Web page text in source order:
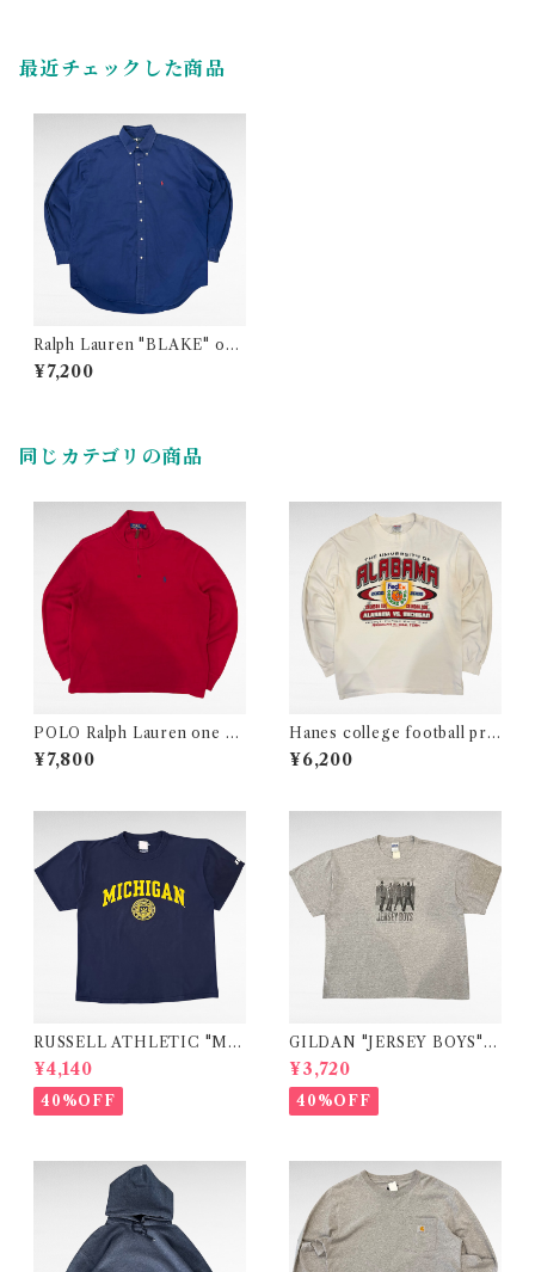
最近チェックした商品
Ralph Lauren "BLAKE" one
point logo cotton BD shirt
¥7,200
同じカテゴリの商品
POLO Ralph Lauren one po
int logo half zip cotton knit
¥7,800
Hanes college football prin
t long sleeve t-shirt
¥6,200
RUSSELL ATHLETIC "MI
CHIGAN" college print t-s
hirt
¥4,140
40%OFF
GILDAN "JERSEY BOYS"
movie print t-shirt
¥3,720
40%OFF